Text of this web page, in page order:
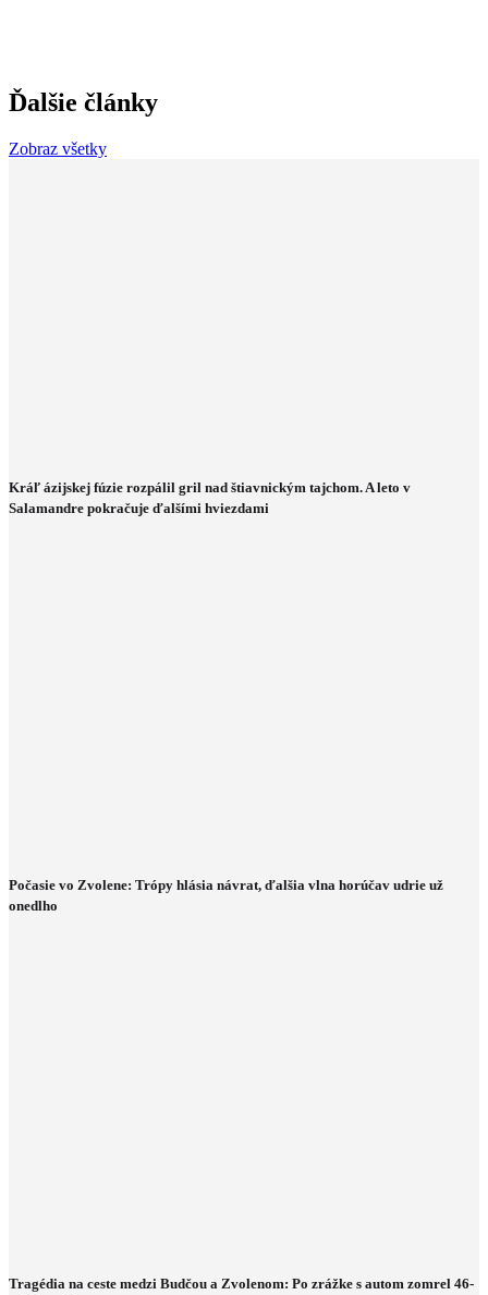
Ďalšie články
Zobraz všetky
Kráľ ázijskej fúzie rozpálil gril nad štiavnickým tajchom. A leto v
Salamandre pokračuje ďalšími hviezdami
Počasie vo Zvolene: Trópy hlásia návrat, ďalšia vlna horúčav udrie už
onedlho
Tragédia na ceste medzi Budčou a Zvolenom: Po zrážke s autom zomrel 46-